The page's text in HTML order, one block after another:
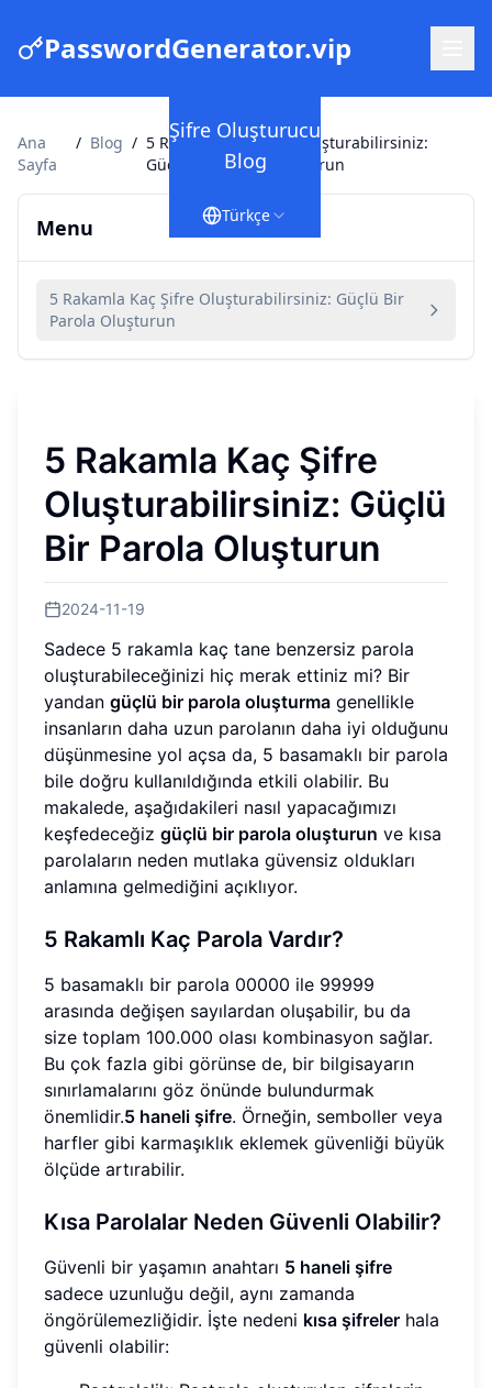
PasswordGenerator.vip
Şifre Oluşturucu
Blog
Türkçe
Ana
Sayfa
/ Blog / 5 Rakamla Kaç Şifre Oluşturabilirsiniz:
Güçlü Bir Parola Oluşturun
Menu
5 Rakamla Kaç Şifre Oluşturabilirsiniz: Güçlü Bir
Parola Oluşturun
5 Rakamla Kaç Şifre
Oluşturabilirsiniz: Güçlü
Bir Parola Oluşturun
2024-11-19
Sadece 5 rakamla kaç tane benzersiz parola
oluşturabileceğinizi hiç merak ettiniz mi? Bir
yandan güçlü bir parola oluşturma genellikle
insanların daha uzun parolanın daha iyi olduğunu
düşünmesine yol açsa da, 5 basamaklı bir parola
bile doğru kullanıldığında etkili olabilir. Bu
makalede, aşağıdakileri nasıl yapacağımızı
keşfedeceğiz güçlü bir parola oluşturun ve kısa
parolaların neden mutlaka güvensiz oldukları
anlamına gelmediğini açıklıyor.
5 Rakamlı Kaç Parola Vardır?
5 basamaklı bir parola 00000 ile 99999
arasında değişen sayılardan oluşabilir, bu da
size toplam 100.000 olası kombinasyon sağlar.
Bu çok fazla gibi görünse de, bir bilgisayarın
sınırlamalarını göz önünde bulundurmak
önemlidir.5 haneli şifre. Örneğin, semboller veya
harfler gibi karmaşıklık eklemek güvenliği büyük
ölçüde artırabilir.
Kısa Parolalar Neden Güvenli Olabilir?
Güvenli bir yaşamın anahtarı 5 haneli şifre
sadece uzunluğu değil, aynı zamanda
öngörülemezliğidir. İşte nedeni kısa şifreler hala
güvenli olabilir: